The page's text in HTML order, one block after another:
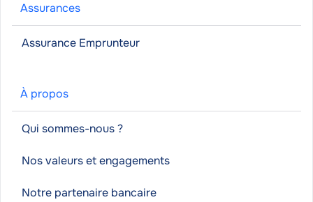
Assurances
Assurance Emprunteur
À propos
Qui sommes-nous ?
Nos valeurs et engagements
Notre partenaire bancaire